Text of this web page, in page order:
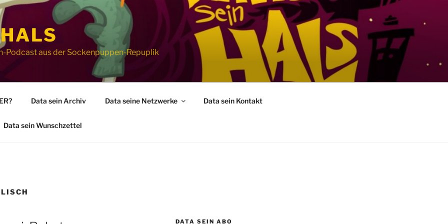
Podcast aus der Sockenpuppen-Repuplik
Data sein Archiv Data seine Netzwerke Data sein Kontakt
Data sein Wunschzettel
DATA SEIN ABO